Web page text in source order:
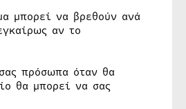
μπορεί να βρεθούν ανά
αν το
πρόσωπα όταν θα
θα μπορεί να σας